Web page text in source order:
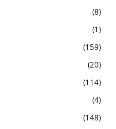
8
1
159
20
114
4
148